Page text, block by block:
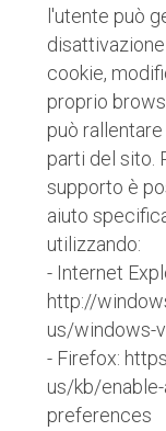
l'utente può
cookie,
proprio
può
parti del sito.
supporto è
aiuto
utilizzando:
- Internet
http://
us/windows-
- Firefox:
us/kb/
preferences